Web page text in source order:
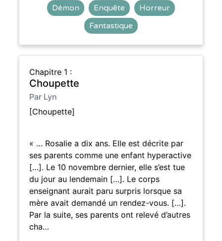
Démon Enquête
Horreur
Fantastique
Chapitre 1 :
Choupette
Par Lyn
[Choupette]
« … Rosalie a dix ans. Elle est décrite par
ses parents comme une enfant hyperactive
[…]. Le 10 novembre dernier, elle s’est tue
du jour au lendemain […]. Le corps
enseignant aurait paru surpris lorsque sa
mère avait demandé un rendez-vous. […].
Par la suite, ses parents ont relevé d’autres
cha…